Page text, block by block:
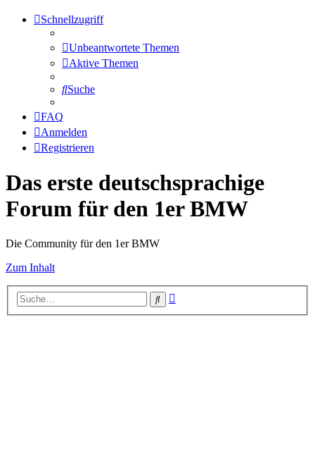
Schnellzugriff
Unbeantwortete Themen
Aktive Themen
Suche
FAQ
Anmelden
Registrieren
Das erste deutschsprachige
Forum für den 1er BMW
Die Community für den 1er BMW
Zum Inhalt
Suche